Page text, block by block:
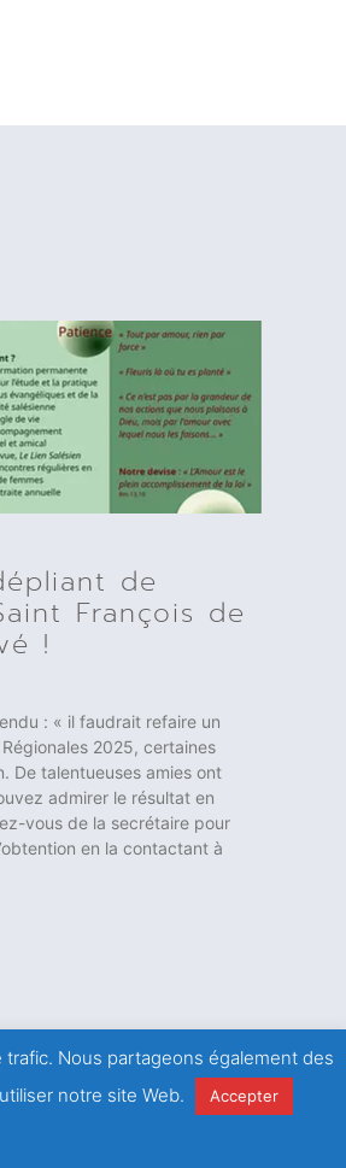
de
François de
!
: « il faudrait refaire un
2025, certaines
De talentueuses amies ont
admirer le résultat en
vous de la secrétaire pour
en la contactant à
Nous partageons également des
notre site Web.
Accepter